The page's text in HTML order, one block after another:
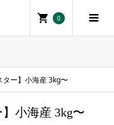
0
ター】小海産 3kg〜
小海産 3kg〜